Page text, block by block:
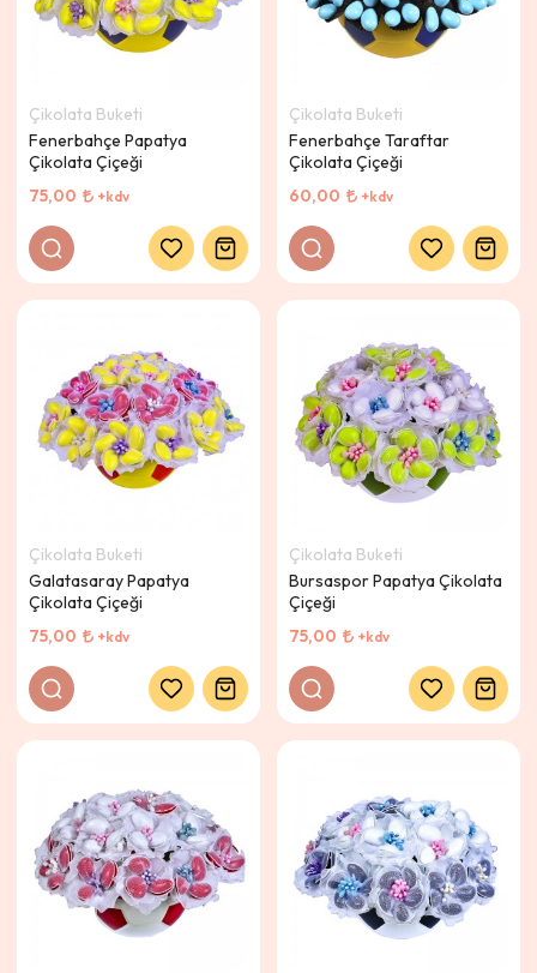
Çikolata Buketi
Fenerbahçe Papatya
Çikolata Çiçeği
75,00
+kdv
Çikolata Buketi
Fenerbahçe Taraftar
Çikolata Çiçeği
60,00
+kdv
Çikolata Buketi
Galatasaray Papatya
Çikolata Çiçeği
75,00
+kdv
Çikolata Buketi
Bursaspor Papatya Çikolata
Çiçeği
75,00
+kdv